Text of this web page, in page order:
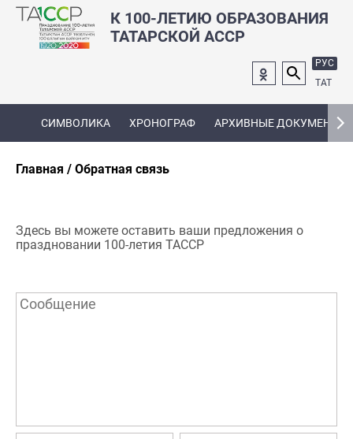
К 100-ЛЕТИЮ ОБРАЗОВАНИЯ
ТАТАРСКОЙ АССР
РУС
ТАТ
СИМВОЛИКА ХРОНОГРАФ АРХИВНЫЕ ДОКУМЕНТЫ
Главная Обратная связь
Здесь вы можете оставить ваши предложения о
праздновании 100-летия ТАССР